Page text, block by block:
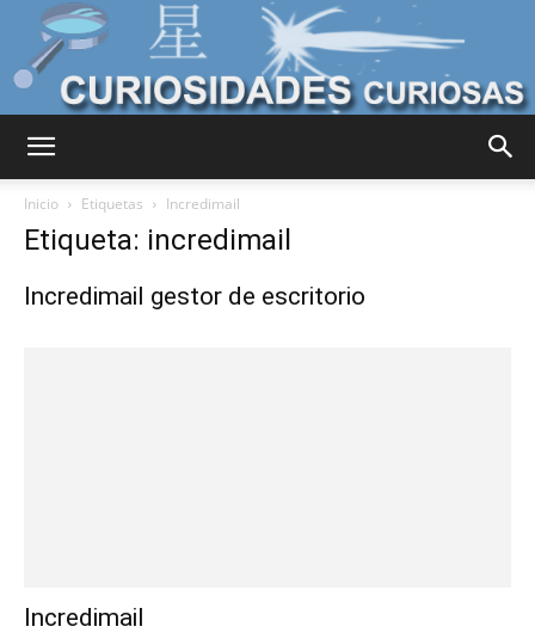
Inicio Etiquetas Incredimail
Etiqueta: incredimail
Incredimail gestor de escritorio
Incredimail